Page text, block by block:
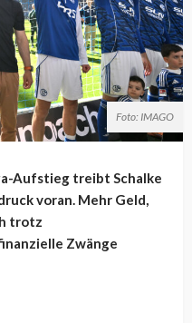
Foto: IMAGO
Aufstieg treibt Schalke
voran. Mehr Geld,
trotz
Zwänge